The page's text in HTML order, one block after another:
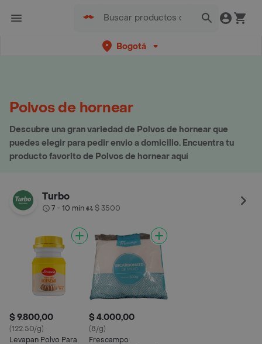
Bogotá
Polvos de hornear
Descubre una gran variedad de Polvos de hornear que
puedes elegir para pedir envio a domicilio. Encuentra tu
producto favorito de Polvos de hornear aquí
Turbo
7 - 10 min• $ 3500
$ 9.800,00
(122.50/g)
Levapan Polvo Para
$ 4.000,00
(8/g)
Frescampo